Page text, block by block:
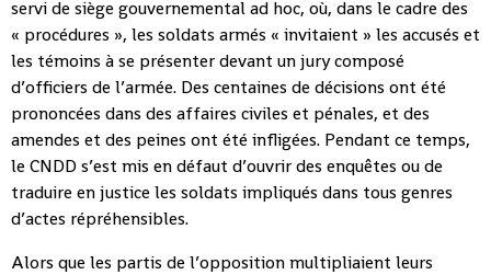
servi de siège gouvernemental ad hoc, où, dans le cadre des
« procédures », les soldats armés « invitaient » les accusés et
les témoins à se présenter devant un jury composé
d’officiers de l’armée. Des centaines de décisions ont été
prononcées dans des affaires civiles et pénales, et des
amendes et des peines ont été infligées. Pendant ce temps,
le CNDD s’est mis en défaut d’ouvrir des enquêtes ou de
traduire en justice les soldats impliqués dans tous genres
d’actes répréhensibles.
Alors que les partis de l’opposition multipliaient leurs